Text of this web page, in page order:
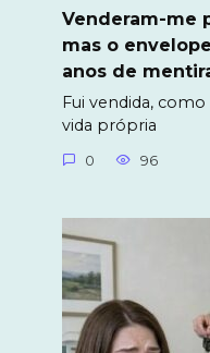
Venderam-me
mas o
anos de
Fui vendida,
vida própria
0 96